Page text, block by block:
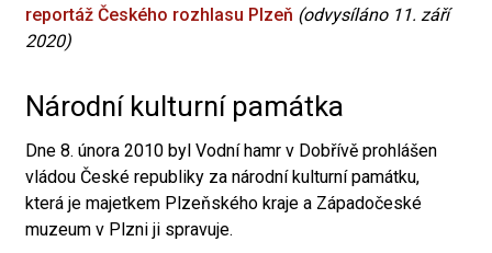
reportáž Českého rozhlasu Plzeň (odvysíláno 11. září
2020)
Národní kulturní památka
Dne 8. února 2010 byl Vodní hamr v Dobřívě prohlášen
vládou České republiky za národní kulturní památku,
která je majetkem Plzeňského kraje a Západočeské
muzeum v Plzni ji spravuje.